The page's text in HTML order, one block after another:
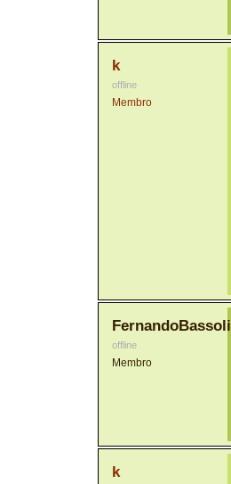
k
offline
Membro
FernandoBassoli
offline
Membro
k